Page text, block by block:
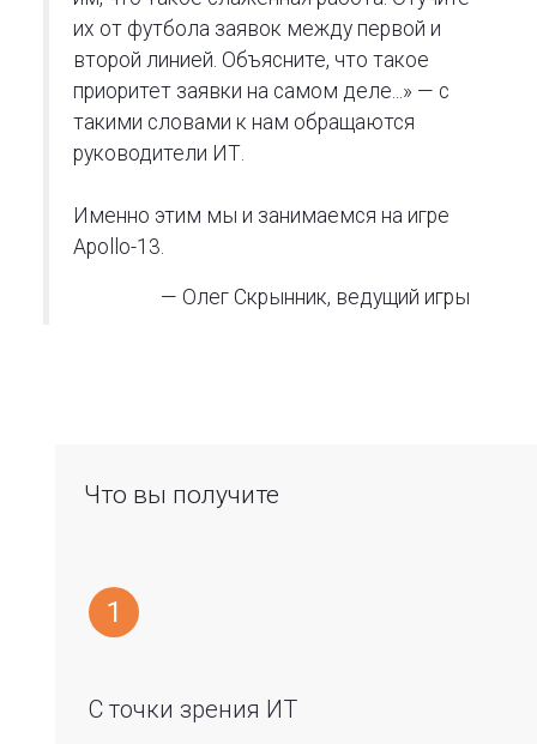
их от футбола заявок между первой и
второй линией. Объясните, что такое
приоритет заявки на самом деле...» — с
такими словами к нам обращаются
руководители ИТ.
Именно этим мы и занимаемся на игре
Apollo-13.
— Олег Скрынник, ведущий игры
Что вы получите
1
С точки зрения ИТ